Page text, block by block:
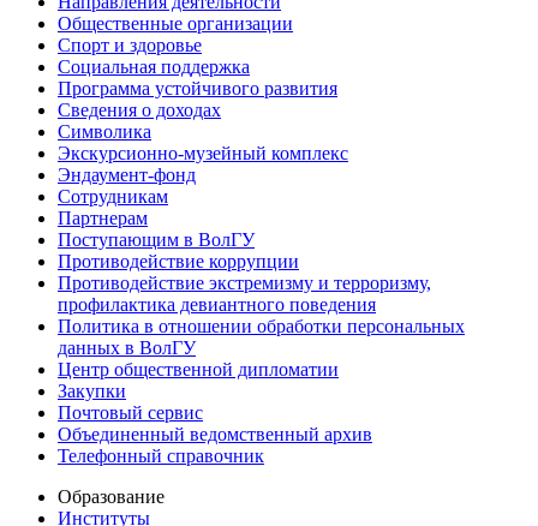
Общественные организации
Спорт и здоровье
Социальная поддержка
Программа устойчивого развития
Сведения о доходах
Символика
Экскурсионно-музейный комплекс
Эндаумент-фонд
Сотрудникам
Партнерам
Поступающим в ВолГУ
Противодействие коррупции
Противодействие экстремизму и терроризму,
профилактика девиантного поведения
Политика в отношении обработки персональных
данных в ВолГУ
Центр общественной дипломатии
Закупки
Почтовый сервис
Объединенный ведомственный архив
Телефонный справочник
Образование
Институты